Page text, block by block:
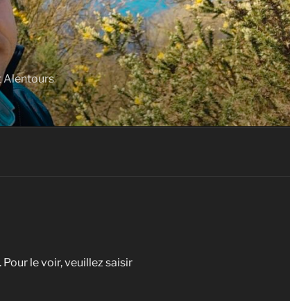
Alentours
le voir, veuillez saisir